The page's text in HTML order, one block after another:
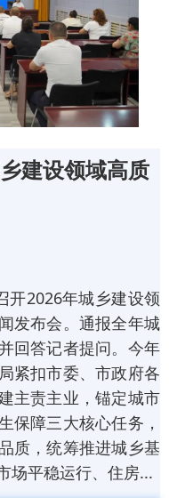
建设领域高质
开2026年城乡建设领
发布会。通报全年城
回答记者提问。今年
紧扣市委、市政府各
主责主业，锚定城市
保障三大核心任务，
质，统筹推进城乡基
场平稳运行、住房...